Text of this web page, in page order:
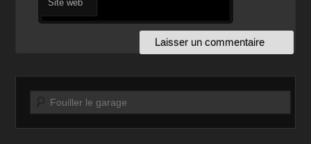
Site web
Recherche